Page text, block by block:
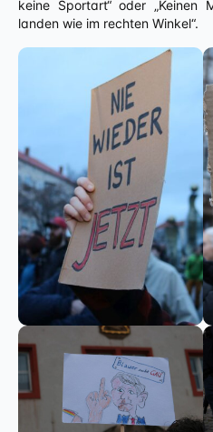
keine Sportart“ oder „Keinen
landen wie im rechten Winkel“.